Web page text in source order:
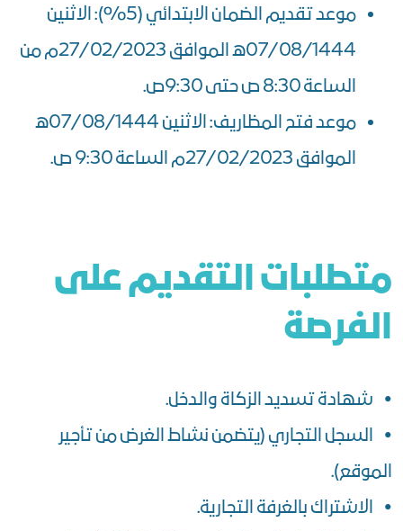
موعد تقديم الضمان الابتدائي (5%): الاثنين
07/08/1444ه الموافق 27/02/2023م من
الساعة 8:30 ص حتى 9:30ص.
موعد فتح المظاريف: الاثنين 07/08/1444ه
الموافق 27/02/2023م الساعة 9:30 ص.
متطلبات التقديم على
الفرصة
• شهادة تسديد الزكاة والدخل.
• السجل التجاري (يتضمن نشاط الغرض من تأجير
الموقع).
• الاشتراك بالغرفة التجارية.